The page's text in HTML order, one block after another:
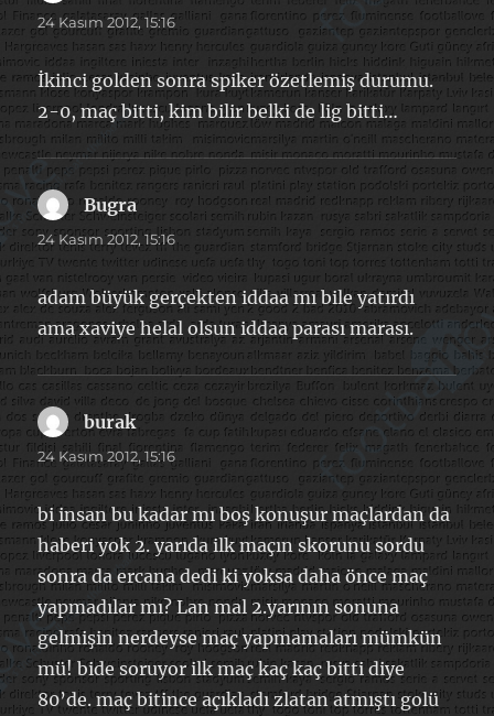
ki:
24 Kasım 2012, 15:16
İkinci golden sonra spiker özetlemiş durumu.
2-0, maç bitti, kim bilir belki de lig bitti…
Bugra dedi
ki:
24 Kasım 2012, 15:16
adam büyük gerçekten iddaa mı bile yatırdı
ama xaviye helal olsun iddaa parası marası.
burakdedi
ki:
24 Kasım 2012, 15:16
bi insan bu kadar mı boş konuşur maçlardan da
haberi yok 2. yarıda ilk maçın skorunu sordu
sonra da ercana dedi ki yoksa daha önce maç
yapmadılar mı? Lan mal 2.yarının sonuna
gelmişin nerdeyse maç yapmamaları mümkün
mü! bide soruyor ilk maç kaç kaç bitti diye
80’de. maç bitince açıkladı zlatan atmıştı golü